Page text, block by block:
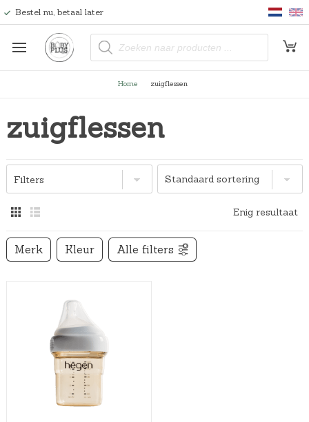
Bestel nu, betaal later
P
o
z
o
e
Home zuigflessen
zuigflessen
Filters
Enig resultaat
Merk Kleur Alle filters